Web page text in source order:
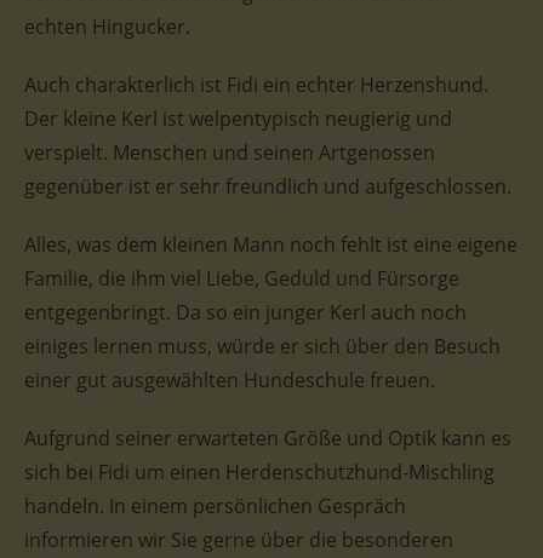
echten Hingucker.
Auch charakterlich ist Fidi ein echter Herzenshund.
Der kleine Kerl ist welpentypisch neugierig und
verspielt. Menschen und seinen Artgenossen
gegenüber ist er sehr freundlich und aufgeschlossen.
Alles, was dem kleinen Mann noch fehlt ist eine eigene
Familie, die ihm viel Liebe, Geduld und Fürsorge
entgegenbringt. Da so ein junger Kerl auch noch
einiges lernen muss, würde er sich über den Besuch
einer gut ausgewählten Hundeschule freuen.
Aufgrund seiner erwarteten Größe und Optik kann es
sich bei Fidi um einen Herdenschutzhund-Mischling
handeln. In einem persönlichen Gespräch
informieren wir Sie gerne über die besonderen